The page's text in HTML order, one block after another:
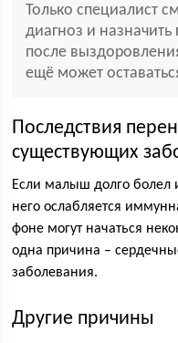
Только специалист
диагноз и
после
ещё может
Последствия
существующих
Если малыш долго болел
него ослабляется
фоне могут начаться
одна причина –
заболевания.
Другие причины